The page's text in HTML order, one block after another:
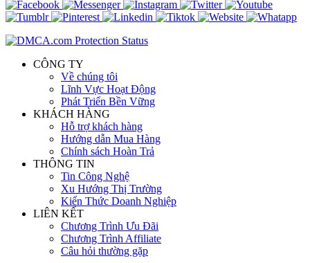
CÔNG TY
Về chúng tôi
Lĩnh Vực Hoạt Động
Phát Triển Bền Vững
KHÁCH HÀNG
Hỗ trợ khách hàng
Hướng dẫn Mua Hàng
Chính sách Hoàn Trả
THÔNG TIN
Tin Công Nghệ
Xu Hướng Thị Trường
Kiến Thức Doanh Nghiệp
LIÊN KẾT
Chương Trình Ưu Đãi
Chương Trình Affiliate
Câu hỏi thường gặp